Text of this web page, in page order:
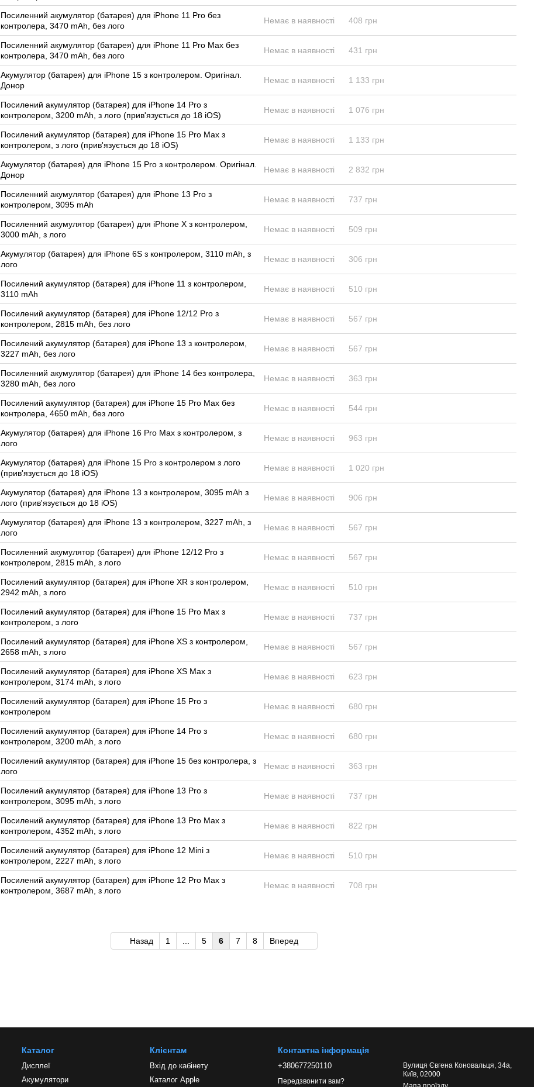
Посиленний акумулятор (батарея) для iPhone 11 Pro без
контролера, 3470 mAh, без лого
Немає в наявності 408 грн
Посиленний акумулятор (батарея) для iPhone 11 Pro Max без
контролера, 3470 mAh, без лого
Немає в наявності 431 грн
Акумулятор (батарея) для iPhone 15 з контролером. Оригінал.
Донор
Немає в наявності 1 133 грн
Посилений акумулятор (батарея) для iPhone 14 Pro з
контролером, 3200 mAh, з лого (прив'язується до 18 iOS)
Немає в наявності 1 076 грн
Посилений акумулятор (батарея) для iPhone 15 Pro Max з
контролером, з лого (прив'язується до 18 iOS)
Немає в наявності 1 133 грн
Акумулятор (батарея) для iPhone 15 Pro з контролером. Оригінал.
Донор
Немає в наявності 2 832 грн
Посиленний акумулятор (батарея) для iPhone 13 Pro з
контролером, 3095 mAh
Немає в наявності 737 грн
Посиленний акумулятор (батарея) для iPhone X з контролером,
3000 mAh, з лого
Немає в наявності 509 грн
Акумулятор (батарея) для iPhone 6S з контролером, 3110 mAh, з
лого
Немає в наявності 306 грн
Посилений акумулятор (батарея) для iPhone 11 з контролером,
3110 mAh
Немає в наявності 510 грн
Посилений акумулятор (батарея) для iPhone 12/12 Pro з
контролером, 2815 mAh, без лого
Немає в наявності 567 грн
Посилений акумулятор (батарея) для iPhone 13 з контролером,
3227 mAh, без лого
Немає в наявності 567 грн
Посиленний акумулятор (батарея) для iPhone 14 без контролера,
3280 mAh, без лого
Немає в наявності 363 грн
Посилений акумулятор (батарея) для iPhone 15 Pro Max без
контролера, 4650 mAh, без лого
Немає в наявності 544 грн
Акумулятор (батарея) для iPhone 16 Pro Max з контролером, з
лого
Немає в наявності 963 грн
Акумулятор (батарея) для iPhone 15 Pro з контролером з лого
(прив'язується до 18 iOS)
Немає в наявності 1 020 грн
Акумулятор (батарея) для iPhone 13 з контролером, 3095 mAh з
лого (прив'язується до 18 iOS)
Немає в наявності 906 грн
Акумулятор (батарея) для iPhone 13 з контролером, 3227 mAh, з
лого
Немає в наявності 567 грн
Посиленний акумулятор (батарея) для iPhone 12/12 Pro з
контролером, 2815 mAh, з лого
Немає в наявності 567 грн
Посилений акумулятор (батарея) для iPhone XR з контролером,
2942 mAh, з лого
Немає в наявності 510 грн
Посилений акумулятор (батарея) для iPhone 15 Pro Max з
контролером, з лого
Немає в наявності 737 грн
Посилений акумулятор (батарея) для iPhone XS з контролером,
2658 mAh, з лого
Немає в наявності 567 грн
Посилений акумулятор (батарея) для iPhone XS Max з
контролером, 3174 mAh, з лого
Немає в наявності 623 грн
Посилений акумулятор (батарея) для iPhone 15 Pro з
контролером
Немає в наявності 680 грн
Посилений акумулятор (батарея) для iPhone 14 Pro з
контролером, 3200 mAh, з лого
Немає в наявності 680 грн
Посилений акумулятор (батарея) для iPhone 15 без контролера, з
лого
Немає в наявності 363 грн
Посилений акумулятор (батарея) для iPhone 13 Pro з
контролером, 3095 mAh, з лого
Немає в наявності 737 грн
Посилений акумулятор (батарея) для iPhone 13 Pro Max з
контролером, 4352 mAh, з лого
Немає в наявності 822 грн
Посилений акумулятор (батарея) для iPhone 12 Mini з
контролером, 2227 mAh, з лого
Немає в наявності 510 грн
Посилений акумулятор (батарея) для iPhone 12 Pro Max з
контролером, 3687 mAh, з лого
Немає в наявності 708 грн
Назад 1 5 6 7 8 Вперед
Каталог
Дисплеї
Акумулятори
Клієнтам
Вхід до кабінету
Каталог Apple
Контактна інформація
+380677250110
Передзвонити вам?
Вулиця Євгена Коновальця, 34а,
Київ, 02000